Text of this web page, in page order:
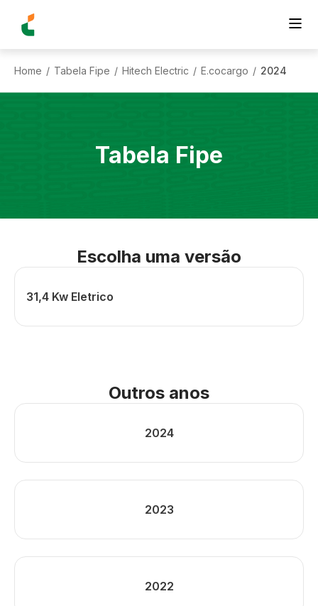
Home / Tabela Fipe / Hitech Electric / E.cocargo / 2024
Tabela Fipe
Escolha uma versão
31,4 Kw Eletrico
Outros anos
2024
2023
2022